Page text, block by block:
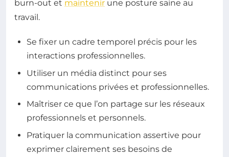
burn-out et maintenir une posture saine au
travail.
Se fixer un cadre temporel précis pour les
interactions professionnelles.
Utiliser un média distinct pour ses
communications privées et professionnelles.
Maîtriser ce que l’on partage sur les réseaux
professionnels et personnels.
Pratiquer la communication assertive pour
exprimer clairement ses besoins de